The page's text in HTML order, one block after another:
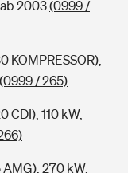
2003(0999 /
KOMPRESSOR),
(0999 / 265)
CDI), 110 kW,
270 kW,